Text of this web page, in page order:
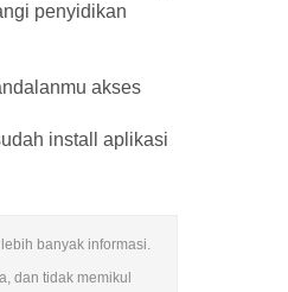
penyidikan
akses
install aplikasi
banyak informasi.
dan tidak memikul